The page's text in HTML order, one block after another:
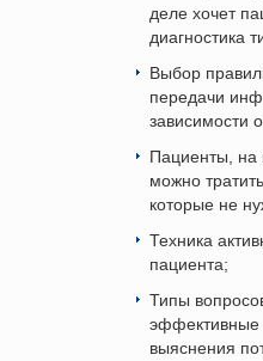
деле хочет
диагностика
Выбор
передачи
зависимости
Пациенты, на
можно
которые не
Техника
пациента;
Типы
эффективные
выяснения